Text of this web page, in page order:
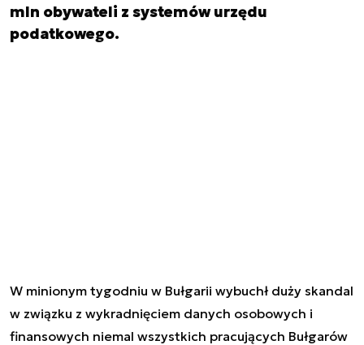
mln obywateli z systemów urzędu
podatkowego.
W minionym tygodniu w Bułgarii wybuchł duży skandal
w związku z wykradnięciem danych osobowych i
finansowych niemal wszystkich pracujących Bułgarów